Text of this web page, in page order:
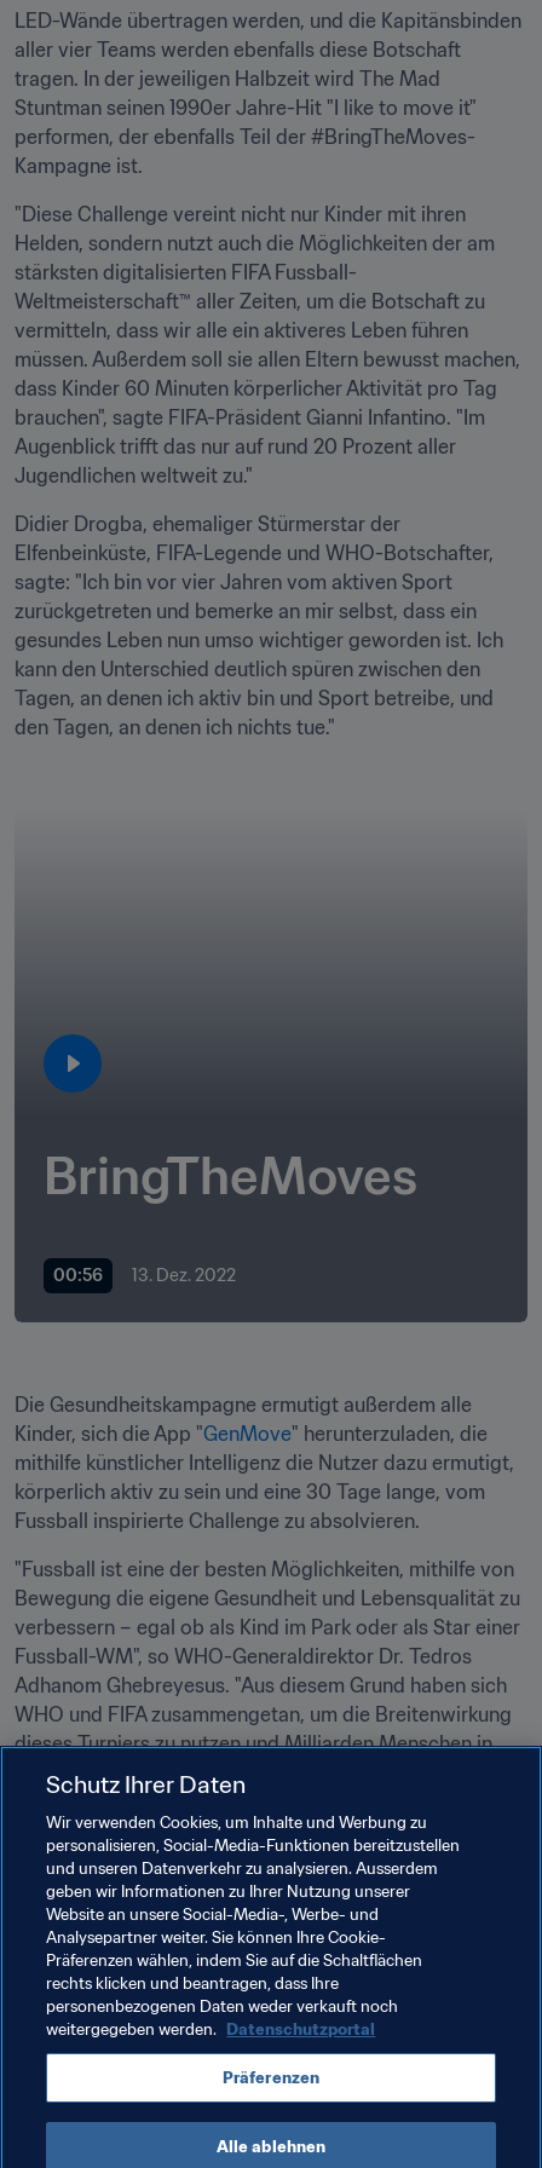
LED-Wände übertragen werden, und die Kapitänsbinden
aller vier Teams werden ebenfalls diese Botschaft
tragen. In der jeweiligen Halbzeit wird The Mad
Stuntman seinen 1990er Jahre-Hit "I like to move it"
performen, der ebenfalls Teil der #BringTheMoves-
Kampagne ist.
"Diese Challenge vereint nicht nur Kinder mit ihren
Helden, sondern nutzt auch die Möglichkeiten der am
stärksten digitalisierten FIFA Fussball-
Weltmeisterschaft™ aller Zeiten, um die Botschaft zu
vermitteln, dass wir alle ein aktiveres Leben führen
müssen. Außerdem soll sie allen Eltern bewusst machen,
dass Kinder 60 Minuten körperlicher Aktivität pro Tag
brauchen", sagte FIFA-Präsident Gianni Infantino. "Im
Augenblick trifft das nur auf rund 20 Prozent aller
Jugendlichen weltweit zu."
Didier Drogba, ehemaliger Stürmerstar der
Elfenbeinküste, FIFA-Legende und WHO-Botschafter,
sagte: "Ich bin vor vier Jahren vom aktiven Sport
zurückgetreten und bemerke an mir selbst, dass ein
gesundes Leben nun umso wichtiger geworden ist. Ich
kann den Unterschied deutlich spüren zwischen den
Tagen, an denen ich aktiv bin und Sport betreibe, und
den Tagen, an denen ich nichts tue."
BringTheMoves
00:56 13. Dez. 2022
Die Gesundheitskampagne ermutigt außerdem alle
Kinder, sich die App "GenMove" herunterzuladen, die
mithilfe künstlicher Intelligenz die Nutzer dazu ermutigt,
körperlich aktiv zu sein und eine 30 Tage lange, vom
Fussball inspirierte Challenge zu absolvieren.
"Fussball ist eine der besten Möglichkeiten, mithilfe von
Bewegung die eigene Gesundheit und Lebensqualität zu
verbessern – egal ob als Kind im Park oder als Star einer
Fussball-WM", so WHO-Generaldirektor Dr. Tedros
Adhanom Ghebreyesus. "Aus diesem Grund haben sich
WHO und FIFA zusammengetan, um die Breitenwirkung
dieses Turniers zu nutzen und Milliarden Menschen in
aller Welt zu zeigen, wie sie durch körperliche Aktivität
Kampagnen wie Be Active #BringTheMoves sowie die
App "Gen Move Season 1" beweisen, dass Fussball und
Sport uns allen nicht nur Freude bereiten, sondern auch
ein gesundes Leben fördern können."
Verwandte Themen
Bring the Moves
Schutz Ihrer Daten
Wir verwenden Cookies, um Inhalte und Werbung zu
personalisieren, Social-Media-Funktionen bereitzustellen
und unseren Datenverkehr zu analysieren. Ausserdem
geben wir Informationen zu Ihrer Nutzung unserer
Website an unsere Social-Media-, Werbe- und
Analysepartner weiter. Sie können Ihre Cookie-
Präferenzen wählen, indem Sie auf die Schaltflächen
rechts klicken und beantragen, dass Ihre
personenbezogenen Daten weder verkauft noch
weitergegeben werden. Datenschutzportal
Präferenzen
Alle ablehnen